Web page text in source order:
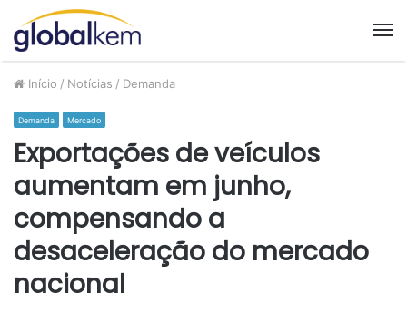
Início / Notícias / Demanda
Demanda Mercado
Exportações de veículos
aumentam em junho,
compensando a
desaceleração do mercado
nacional